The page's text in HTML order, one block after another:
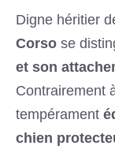
Digne héritier
Corso se
et son
Contrairement
tempérament
chien